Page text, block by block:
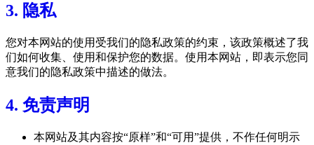
3. 隐私
您对本网站的使用受我们的隐私政策的约束，该政策概述了我
们如何收集、使用和保护您的数据。使用本网站，即表示您同
意我们的隐私政策中描述的做法。
4. 免责声明
本网站及其内容按“原样”和“可用”提供，不作任何明示